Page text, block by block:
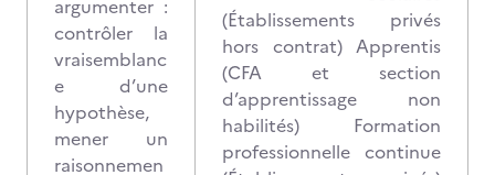
argumenter :
contrôler la
vraisemblanc
e d’une
hypothèse,
mener un
raisonnemen
(Établissements privés
hors contrat) Apprentis
(CFA et section
d’apprentissage non
habilités) Formation
professionnelle continue